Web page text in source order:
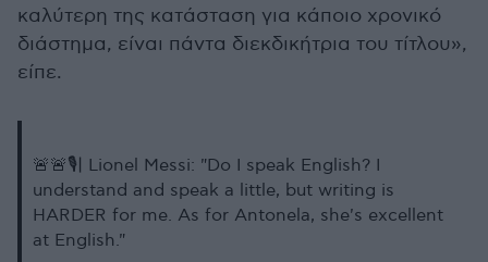
καλύτερη της κατάσταση για κάποιο χρονικό
διάστημα, είναι πάντα διεκδικήτρια του τίτλου»,
είπε.
🚨🚨🎙️| Lionel Messi: "Do I speak English? I
understand and speak a little, but writing is
HARDER for me. As for Antonela, she's excellent
at English."